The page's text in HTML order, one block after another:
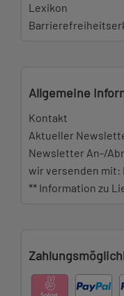
Lexikon
Allgemeine
Kontakt
Aktueller
Newsletter An-/
wir versenden mit:
** Information zu